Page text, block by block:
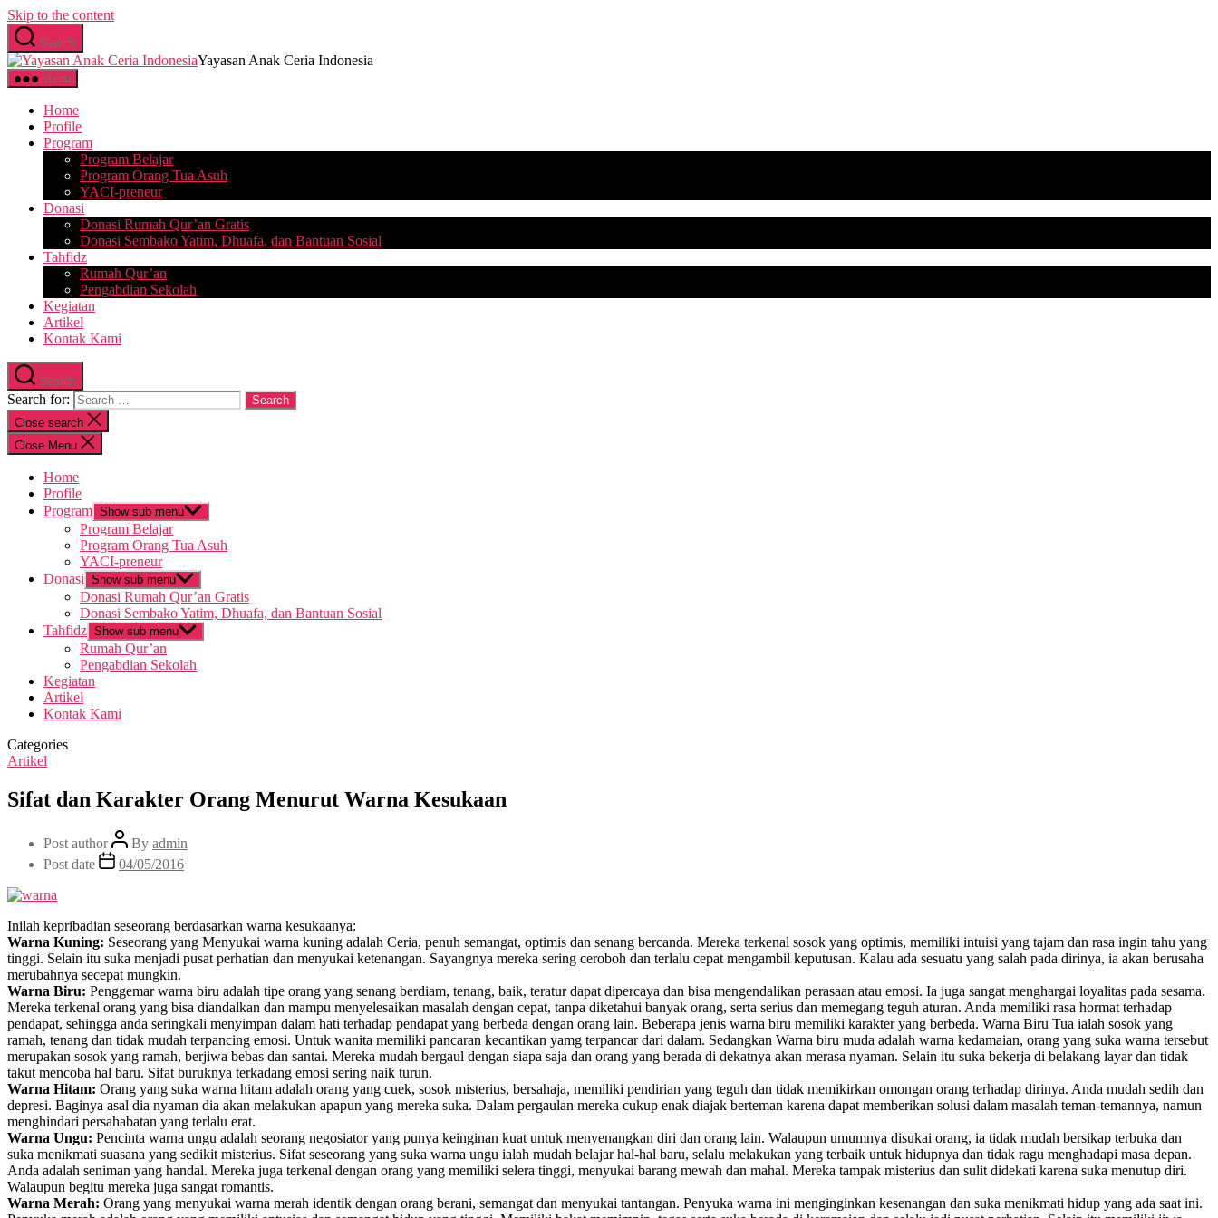
Skip to the content
Search
Yayasan Anak Ceria Indonesia
Menu
Home
Profile
Program
Program Belajar
Program Orang Tua Asuh
YACI-preneur
Donasi
Donasi Rumah Qur’an Gratis
Donasi Sembako Yatim, Dhuafa, dan Bantuan Sosial
Tahfidz
Rumah Qur’an
Pengabdian Sekolah
Kegiatan
Artikel
Kontak Kami
Search
Search for:
Close search
Close Menu
Home
Profile
Program Show sub menu
Program Belajar
Program Orang Tua Asuh
YACI-preneur
Donasi Show sub menu
Donasi Rumah Qur’an Gratis
Donasi Sembako Yatim, Dhuafa, dan Bantuan Sosial
Tahfidz Show sub menu
Rumah Qur’an
Pengabdian Sekolah
Kegiatan
Artikel
Kontak Kami
Categories
Artikel
Sifat dan Karakter Orang Menurut Warna Kesukaan
Post author By admin
Post date
04/05/2016
Inilah kepribadian seseorang berdasarkan warna kesukaanya:
Warna Kuning: Seseorang yang Menyukai warna kuning adalah Ceria, penuh semangat, optimis dan senang bercanda. Mereka terkenal sosok yang optimis, memiliki intuisi yang tajam dan rasa ingin tahu yang
tinggi. Selain itu suka menjadi pusat perhatian dan menyukai ketenangan. Sayangnya mereka sering ceroboh dan terlalu cepat mengambil keputusan. Kalau ada sesuatu yang salah pada dirinya, ia akan berusaha
merubahnya secepat mungkin.
Warna Biru: Penggemar warna biru adalah tipe orang yang senang berdiam, tenang, baik, teratur dapat dipercaya dan bisa mengendalikan perasaan atau emosi. Ia juga sangat menghargai loyalitas pada sesama.
Mereka terkenal orang yang bisa diandalkan dan mampu menyelesaikan masalah dengan cepat, tanpa diketahui banyak orang, serta serius dan memegang teguh aturan. Anda memiliki rasa hormat terhadap
pendapat, sehingga anda seringkali menyimpan dalam hati terhadap pendapat yang berbeda dengan orang lain. Beberapa jenis warna biru memiliki karakter yang berbeda. Warna Biru Tua ialah sosok yang
ramah, tenang dan tidak mudah terpancing emosi. Untuk wanita memiliki pancaran kecantikan yamg terpancar dari dalam. Sedangkan Warna biru muda adalah warna kedamaian, orang yang suka warna tersebut
merupakan sosok yang ramah, berjiwa bebas dan santai. Mereka mudah bergaul dengan siapa saja dan orang yang berada di dekatnya akan merasa nyaman. Selain itu suka bekerja di belakang layar dan tidak
takut mencoba hal baru. Sifat buruknya terkadang emosi sering naik turun.
Warna Hitam: Orang yang suka warna hitam adalah orang yang cuek, sosok misterius, bersahaja, memiliki pendirian yang teguh dan tidak memikirkan omongan orang terhadap dirinya. Anda mudah sedih dan
depresi. Baginya asal dia nyaman dia akan melakukan apapun yang mereka suka. Dalam pergaulan mereka cukup enak diajak berteman karena dapat memberikan solusi dalam masalah teman-temannya, namun
menghindari persahabatan yang terlalu erat.
Warna Ungu: Pencinta warna ungu adalah seorang negosiator yang punya keinginan kuat untuk menyenangkan diri dan orang lain. Walaupun umumnya disukai orang, ia tidak mudah bersikap terbuka dan
suka menikmati suasana yang sedikit misterius. Sifat seseorang yang suka warna ungu ialah mudah belajar hal-hal baru, selalu melakukan yang terbaik untuk hidupnya dan tidak ragu menghadapi masa depan.
Anda adalah seniman yang handal. Mereka juga terkenal dengan orang yang memiliki selera tinggi, menyukai barang mewah dan mahal. Mereka tampak misterius dan sulit didekati karena suka menutup diri.
Walaupun begitu mereka juga sangat romantis.
Warna Merah: Orang yang menyukai warna merah identik dengan orang berani, semangat dan menyukai tantangan. Penyuka warna ini menginginkan kesenangan dan suka menikmati hidup yang ada saat ini.